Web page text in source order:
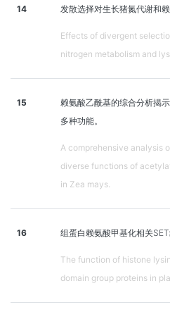
14 发散选择对生长猪氮代谢和
Effects of divergent
nitrogen metabolism and
15
赖氨酸乙酰基的综合分析揭
多种功能。
A comprehensive analysis
diverse functions of
in Zea mays.
16 组蛋白赖氨酸甲基化相关
The function of histone
domain group proteins in